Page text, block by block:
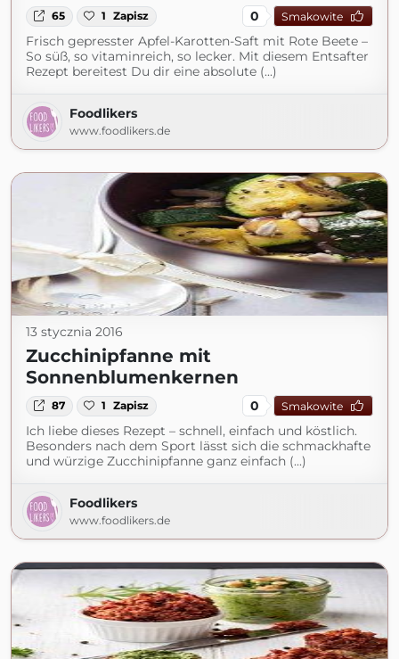
65 1 Zapisz 0 Smakowite
Frisch gepresster Apfel-Karotten-Saft mit Rote Beete –
So süß, so vitaminreich, so lecker. Mit diesem Entsafter
Rezept bereitest Du dir eine absolute (...)
Foodlikers
www.foodlikers.de
13 stycznia 2016
Zucchinipfanne mit
Sonnenblumenkernen
87 1 Zapisz 0 Smakowite
Ich liebe dieses Rezept – schnell, einfach und köstlich.
Besonders nach dem Sport lässt sich die schmackhafte
und würzige Zucchinipfanne ganz einfach (...)
Foodlikers
www.foodlikers.de